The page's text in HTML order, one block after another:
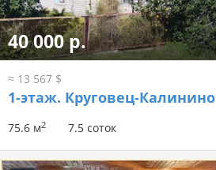
40 000 р.
≈ 13 567 $
1-этаж. Круговец-Калинино
75.6 м2 7.5 соток